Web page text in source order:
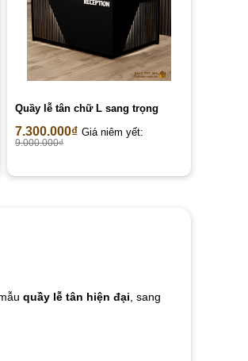
Quầy lễ tân chữ L sang trọng
7.300.000₫ Giá niêm yết:
9.000.000₫
quầy lễ tân hiện đại , sang